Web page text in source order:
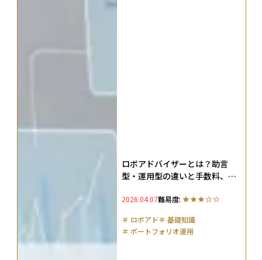
ロボアドバイザーとは？助言
型・運用型の違いと手数料、お
説
2026.04.07難易度:
＃ ロボアド＃ 基礎知識
＃ ポートフォリオ運用